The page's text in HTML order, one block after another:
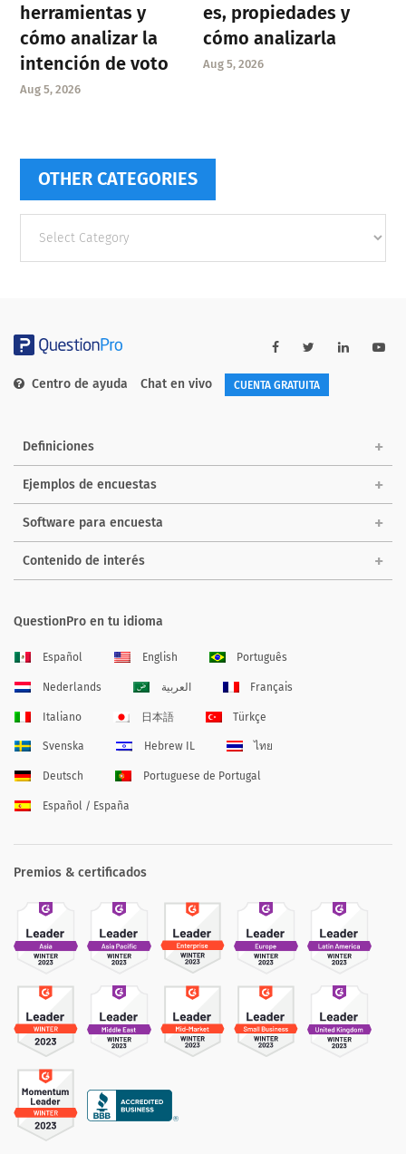
herramientas y
cómo analizar la
intención de voto
Aug 5, 2026
es, propiedades y
cómo analizarla
Aug 5, 2026
OTHER CATEGORIES
categories
Centro de ayuda Chat en vivo CUENTA GRATUITA
Definiciones
Ejemplos de encuestas
Software para encuesta
Contenido de interés
QuestionPro en tu idioma
Español English Português
Nederlands العربية Français
Italiano 日本語 Türkçe
Svenska Hebrew IL ไทย
Deutsch Portuguese de Portugal
Español / España
Premios & certificados